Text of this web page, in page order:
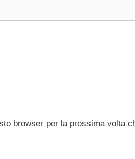
browser per la prossima volta